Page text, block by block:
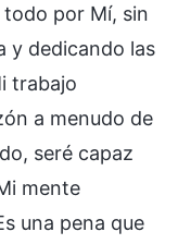
por Mí, sin
y dedicando las
trabajo
a menudo de
seré capaz
mente
una pena que